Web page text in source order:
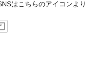
はこちらのアイコンより